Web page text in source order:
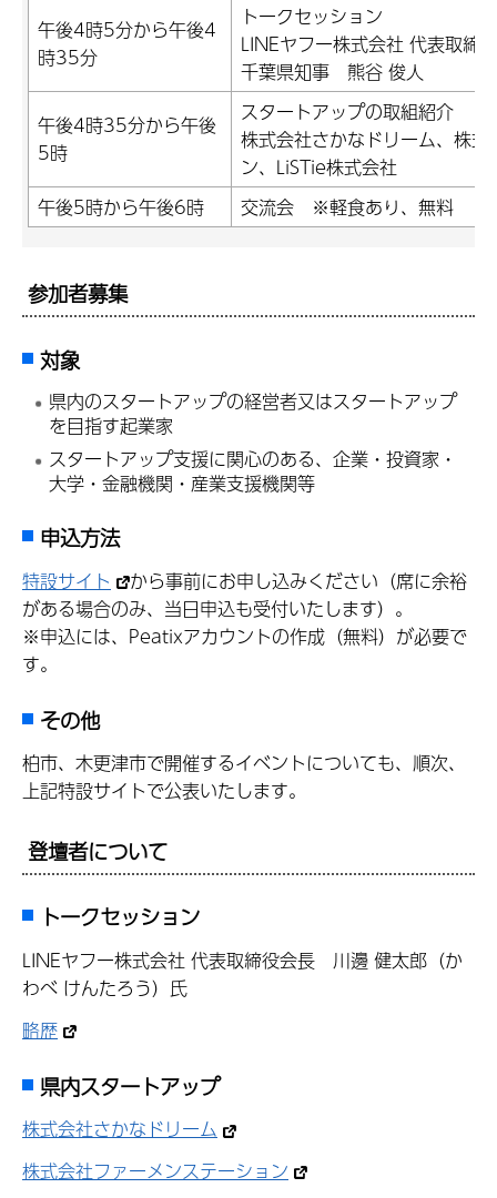
午後4時5分から午後4
時35分
トークセッション
LINEヤフー株式会社 代表
千葉県知事 熊谷 俊人
午後4時35分から午後
5時
スタートアップの取組紹介
株式会社さかなドリーム、株
ン、LiSTie株式会社
午後5時から午後6時
交流会 ※軽食あり、無料
参加者募集
対象
県内のスタートアップの経営者又はスタートアップ
を目指す起業家
スタートアップ支援に関心のある、企業・投資家・
大学・金融機関・産業支援機関等
申込方法
特設サイト
から事前にお申し込みください（席に余裕
がある場合のみ、当日申込も受付いたします）。
※申込には、Peatixアカウントの作成（無料）が必要で
す。
その他
柏市、木更津市で開催するイベントについても、順次、
上記特設サイトで公表いたします。
登壇者について
トークセッション
LINEヤフー株式会社 代表取締役会長 川邊 健太郎（か
わべ けんたろう）氏
略歴
県内スタートアップ
株式会社さかなドリーム
株式会社ファーメンステーション